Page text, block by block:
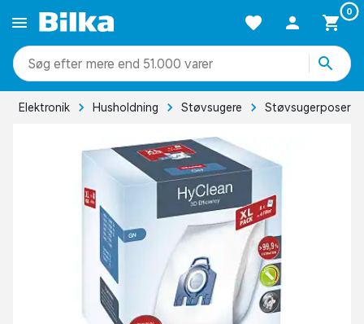
0
mere end 51.000 varer
Elektronik Husholdning Støvsugere Støvsugerposer